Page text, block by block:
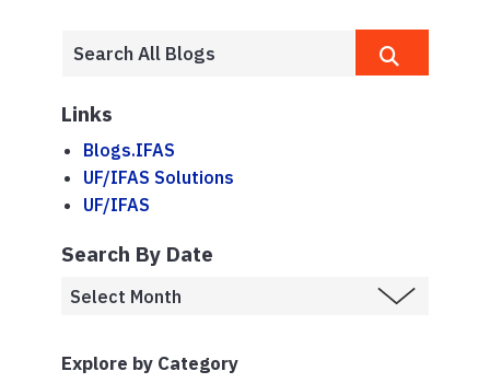
Links
Blogs.IFAS
UF/IFAS Solutions
UF/IFAS
Search By Date
Explore by Category